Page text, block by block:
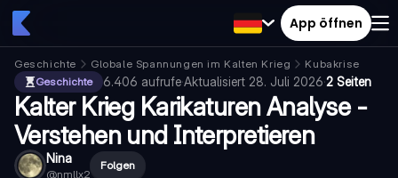
App öffnen
Geschichte Globale Spannungen im Kalten Krieg
Kubakrise
Geschichte
6.406 aufrufe·Aktualisiert 28. Juli 2026·2 Seiten
Kalter Krieg Karikaturen Analyse -
Verstehen und Interpretieren
Nina
@nmllx2
Folgen